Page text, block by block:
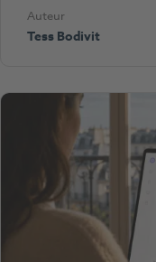
Auteur
Tess Bodivit